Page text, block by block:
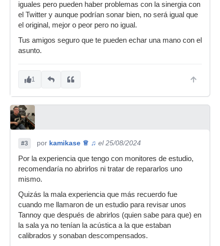
iguales pero pueden haber problemas con la sinergia con
el Twitter y aunque podrían sonar bien, no será igual que
el original, mejor o peor pero no igual.
Tus amigos seguro que te pueden echar una mano con el
asunto.
1
#3 por kamikase ♕ ♫ el 25/08/2024
Por la experiencia que tengo con monitores de estudio,
recomendaría no abrirlos ni tratar de repararlos uno
mismo.
Quizás la mala experiencia que más recuerdo fue
cuando me llamaron de un estudio para revisar unos
Tannoy que después de abrirlos (quien sabe para que) en
la sala ya no tenían la acústica a la que estaban
calibrados y sonaban descompensados.